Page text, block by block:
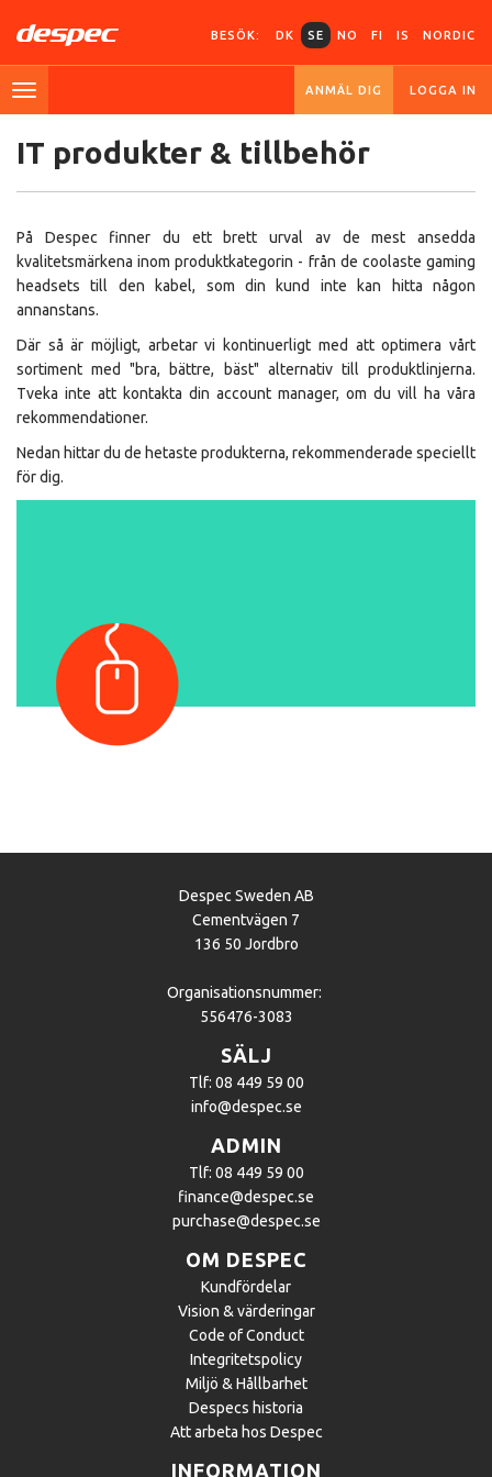
BESÖK: DK SE NO FI IS NORDIC
ANMÄL DIG LOGGA IN
IT produkter & tillbehör
På Despec finner du ett brett urval av de mest ansedda
kvalitetsmärkena inom produktkategorin - från de coolaste gaming
headsets till den kabel, som din kund inte kan hitta någon
annanstans.
Där så är möjligt, arbetar vi kontinuerligt med att optimera vårt
sortiment med "bra, bättre, bäst" alternativ till produktlinjerna.
Tveka inte att kontakta din account manager, om du vill ha våra
rekommendationer.
Nedan hittar du de hetaste produkterna, rekommenderade speciellt
för dig.
Despec Sweden AB
Cementvägen 7
136 50 Jordbro
Organisationsnummer:
556476-3083
SÄLJ
Tlf: 08 449 59 00
info@despec.se
ADMIN
Tlf: 08 449 59 00
finance@despec.se
purchase@despec.se
OM DESPEC
Kundfördelar
Vision & värderingar
Code of Conduct
Integritetspolicy
Miljö & Hållbarhet
Despecs historia
Att arbeta hos Despec
INFORMATION